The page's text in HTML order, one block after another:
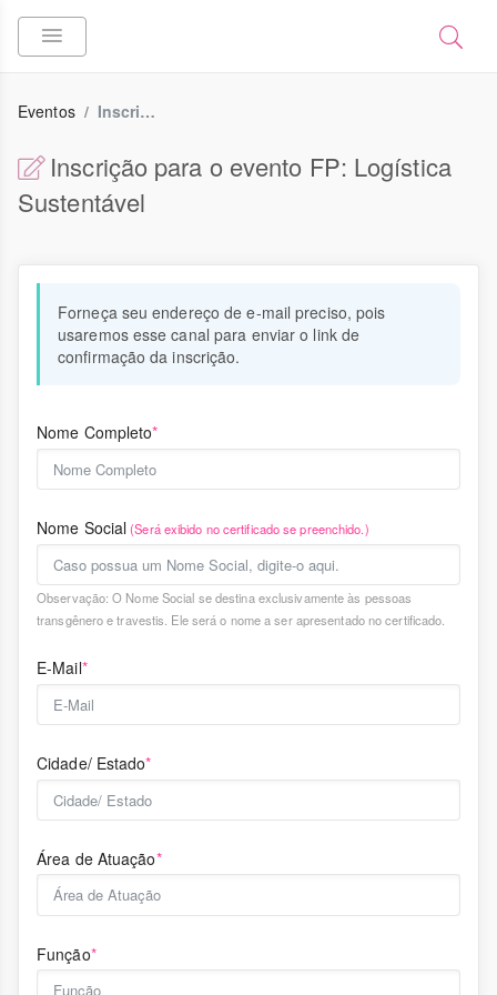
Eventos Inscrição
Inscrição para o evento FP: Logística
Sustentável
Forneça seu endereço de e-mail preciso, pois
usaremos esse canal para enviar o link de
confirmação da inscrição.
Nome Completo*
Nome Social(Será exibido no certificado se preenchido.)
Observação: O Nome Social se destina exclusivamente às pessoas
transgênero e travestis. Ele será o nome a ser apresentado no certificado.
E-Mail*
Cidade/ Estado*
Área de Atuação*
Função*